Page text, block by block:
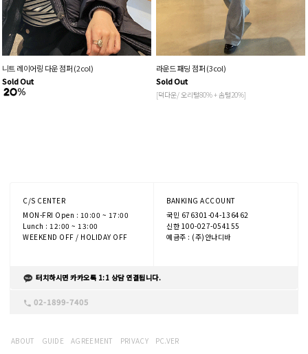
니트 레이어링 다운 점퍼 (2col)
Sold Out
라운드 패딩 점퍼 (3col)
Sold Out
[덕다운/ 오리털80% + 솜털20%]
C/S CENTER
MON-FRI Open : 10:00 ~ 17:00
Lunch : 12:00 ~ 13:00
WEEKEND OFF / HOLIDAY OFF
BANKING ACCOUNT
국민 676301-04-136462
신한 100-027-054155
예금주 : (주)안나디바
터치하시면 카카오톡 1:1 상담 연결됩니다.
02-1899-7405
ABOUT GUIDE AGREEMENT PRIVACY PC.VER